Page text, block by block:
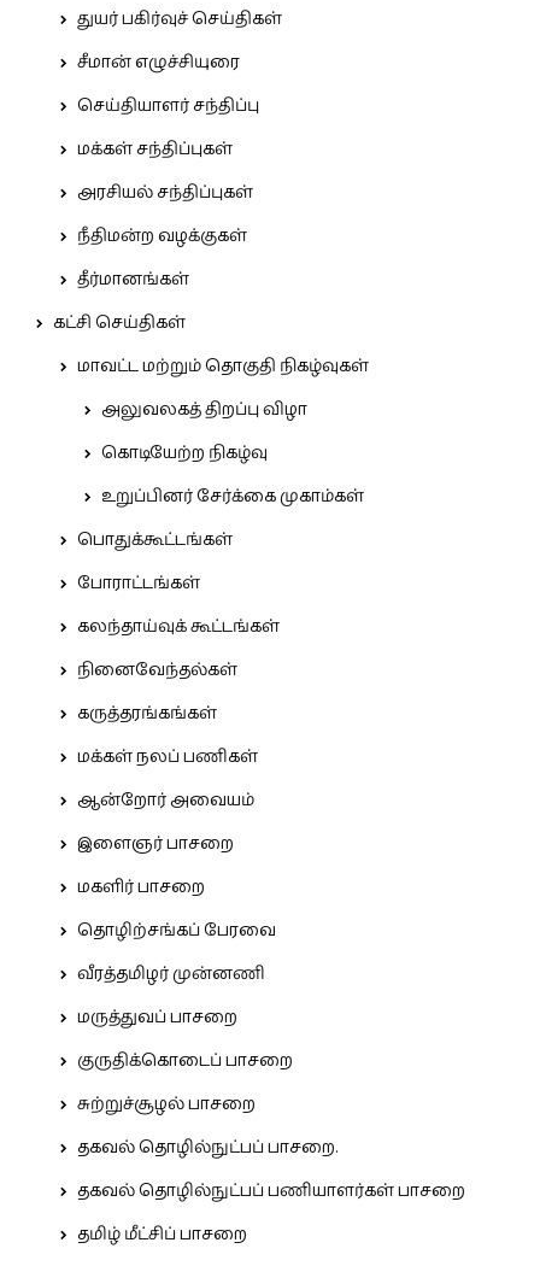
துயர் பகிர்வுச் செய்திகள்
சீமான் எழுச்சியுரை
செய்தியாளர் சந்திப்பு
மக்கள் சந்திப்புகள்
அரசியல் சந்திப்புகள்
நீதிமன்ற வழக்குகள்
தீர்மானங்கள்
கட்சி செய்திகள்
மாவட்ட மற்றும் தொகுதி நிகழ்வுகள்
அலுவலகத் திறப்பு விழா
கொடியேற்ற நிகழ்வு
உறுப்பினர் சேர்க்கை முகாம்கள்
பொதுக்கூட்டங்கள்
போராட்டங்கள்
கலந்தாய்வுக் கூட்டங்கள்
நினைவேந்தல்கள்
கருத்தரங்கங்கள்
மக்கள் நலப் பணிகள்
ஆன்றோர் அவையம்
இளைஞர் பாசறை
மகளிர் பாசறை
தொழிற்சங்கப் பேரவை
வீரத்தமிழர் முன்னணி
மருத்துவப் பாசறை
குருதிக்கொடைப் பாசறை
சுற்றுச்சூழல் பாசறை
தகவல் தொழில்நுட்பப் பாசறை.
தகவல் தொழில்நுட்பப் பணியாளர்கள் பாசறை
தமிழ் மீட்சிப் பாசறை